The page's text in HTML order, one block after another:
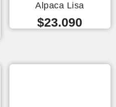
Alpaca Lisa
$23.090